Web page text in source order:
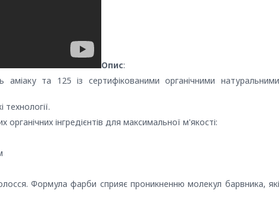
Опис:
аміаку та 125 із сертифікованими органічними натуральними
інгредієнтів для максимальної м'якості:
Формула фарби сприяє проникненню молекул барвника, які